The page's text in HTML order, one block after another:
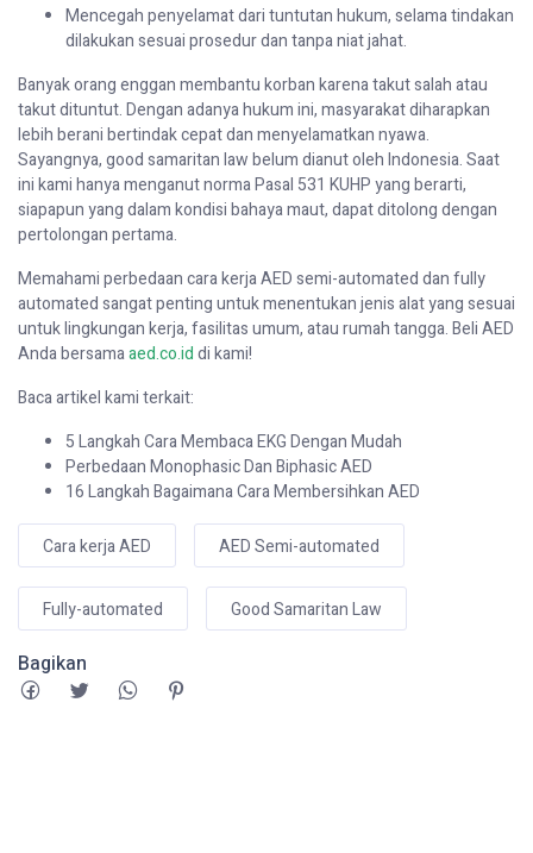
Mencegah penyelamat dari tuntutan hukum, selama tindakan
dilakukan sesuai prosedur dan tanpa niat jahat.
Banyak orang enggan membantu korban karena takut salah atau
takut dituntut. Dengan adanya hukum ini, masyarakat diharapkan
lebih berani bertindak cepat dan menyelamatkan nyawa.
Sayangnya, good samaritan law belum dianut oleh Indonesia. Saat
ini kami hanya menganut norma Pasal 531 KUHP yang berarti,
siapapun yang dalam kondisi bahaya maut, dapat ditolong dengan
pertolongan pertama.
Memahami perbedaan cara kerja AED semi-automated dan fully
automated sangat penting untuk menentukan jenis alat yang sesuai
untuk lingkungan kerja, fasilitas umum, atau rumah tangga. Beli AED
Anda bersamaaed.co.iddi kami!
Baca artikel kami terkait:
5 Langkah Cara Membaca EKG Dengan Mudah
Perbedaan Monophasic Dan Biphasic AED
16 Langkah Bagaimana Cara Membersihkan AED
Cara kerja AED AED Semi-automated
Fully-automated Good Samaritan Law
Bagikan